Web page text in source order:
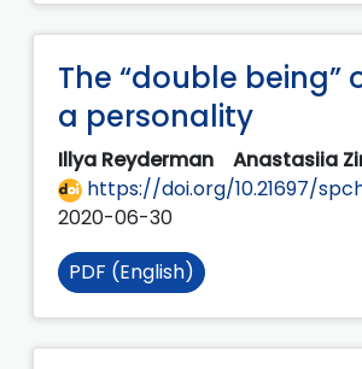
The “double
a personality
Illya Reyderman Anastasiia
https://doi.org/10.21697/
2020-06-30
PDF (English)